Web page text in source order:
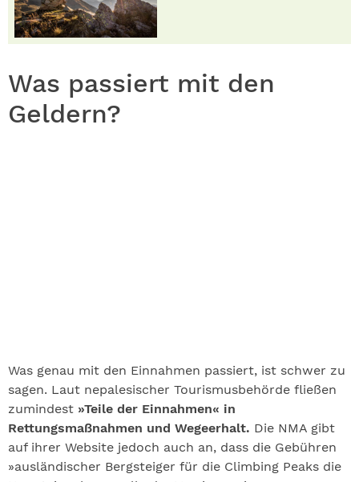
Was passiert mit den
Geldern?
Was genau mit den Einnahmen passiert, ist schwer zu
sagen. Laut nepalesischer Tourismusbehörde fließen
zumindest »Teile der Einnahmen« in
Rettungsmaßnahmen und Wegeerhalt. Die NMA gibt
auf ihrer Website jedoch auch an, dass die Gebühren
»ausländischer Bergsteiger für die Climbing Peaks die